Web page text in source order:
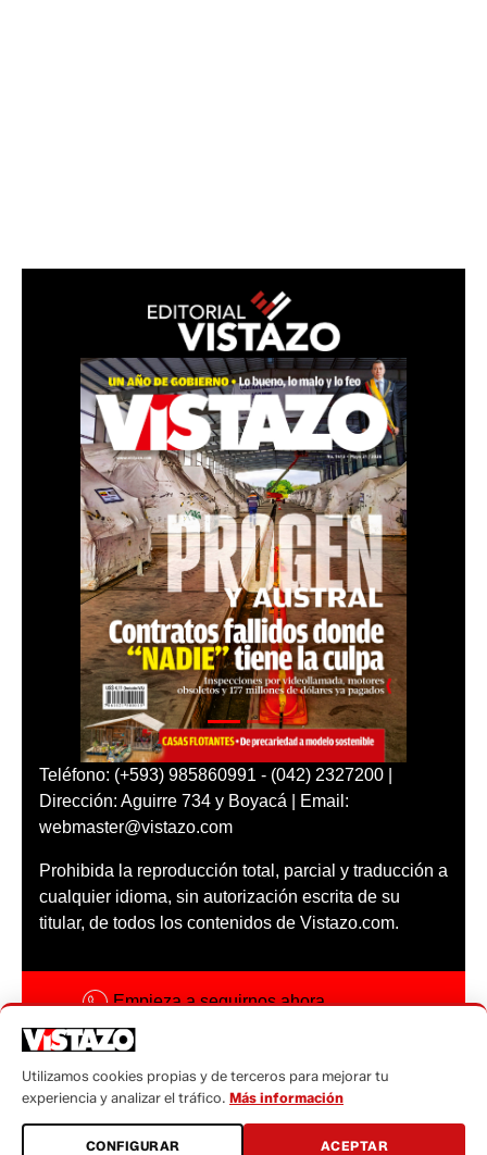
Teléfono: (+593) 985860991 - (042) 2327200 |
Dirección: Aguirre 734 y Boyacá | Email:
webmaster@vistazo.com
Prohibida la reproducción total, parcial y traducción a
cualquier idioma, sin autorización escrita de su
titular, de todos los contenidos de Vistazo.com.
Empieza a seguirnos ahora
Código ética
Sugerencias a:
sugerencias@vistazo.com
Utilizamos cookies propias y de terceros para mejorar tu
experiencia y analizar el tráfico. Más información
CONFIGURAR ACEPTAR